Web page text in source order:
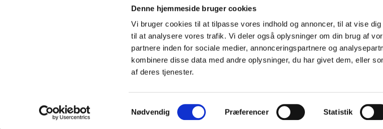
Denne hjemmeside bruger cookies
Vi bruger cookies til at tilpasse vores indhold og annoncer, til at vise
til at analysere vores trafik. Vi deler også oplysninger om din brug af
partnere inden for sociale medier, annonceringspartnere og
kombinere disse data med andre oplysninger, du har givet dem, eller
af deres tjenester.
a
Nødvendig Præferencer Statistik
hedehusene.sogn@km.dk
Tilgængelighedserklæring